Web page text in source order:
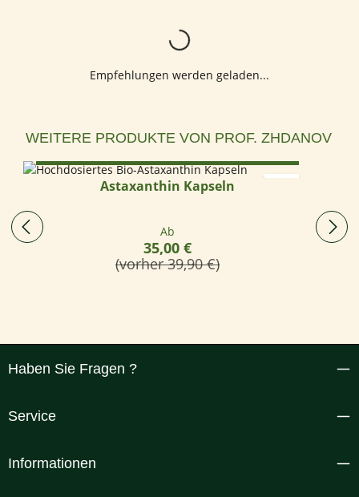
Lädt...
Empfehlungen werden geladen...
Produktgalerie überspringen
WEITERE PRODUKTE VON PROF. ZHDANOV
Optionen wählen
Astaxanthin Kapseln
Regulärer Preis:
Ab
35,00 €
(vorher 39,90 €)
Haben Sie Fragen ?
Service
Informationen